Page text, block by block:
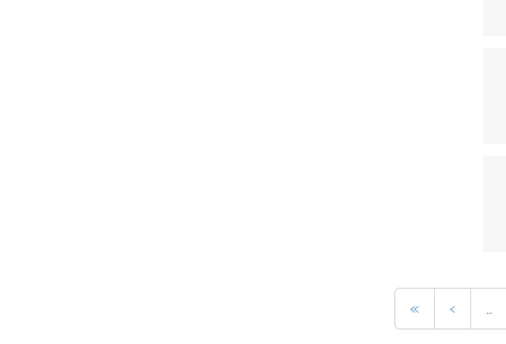
« ‹ …